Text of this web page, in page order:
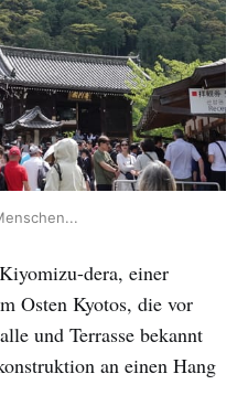
dera, einer
Osten Kyotos, die vor
und Terrasse bekannt
an einen Hang